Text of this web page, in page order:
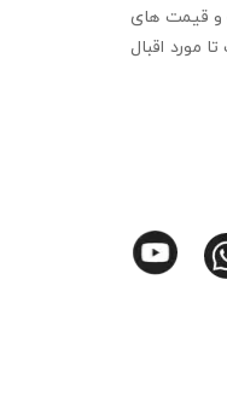
اولیه و قیمت های
مورد اقبال